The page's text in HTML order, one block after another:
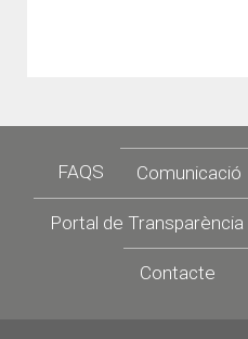
Footer
FAQS Comunicació
Portal de Transparència
Contacte